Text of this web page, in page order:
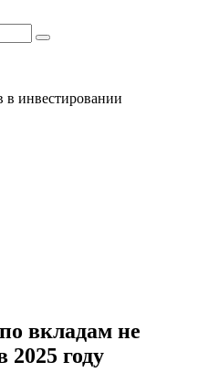
инвестировании
вкладам не
2025 году